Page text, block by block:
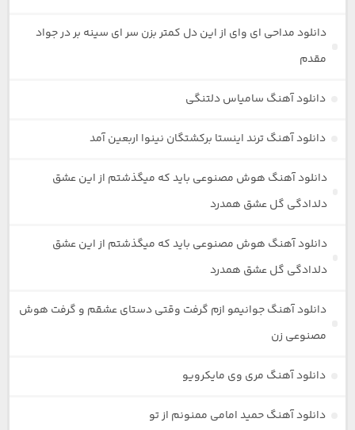
دانلود مداحی ای وای از این دل کمتر بزن سر ای سینه بر در جواد
مقدم
دانلود آهنگ سامیاس دلتنگی
دانلود آهنگ ترند اینستا برکشتگان نینوا اربعین آمد
دانلود آهنگ هوش مصنوعی باید که میگذشتم از این عشق
دلدادگی گل عشق همدرد
دانلود آهنگ هوش مصنوعی باید که میگذشتم از این عشق
دلدادگی گل عشق همدرد
دانلود آهنگ جوانیمو ازم گرفت وقتی دستای عشقم و گرفت هوش
مصنوعی زن
دانلود آهنگ مری وی مایکرویو
دانلود آهنگ حمید امامی ممنونم از تو